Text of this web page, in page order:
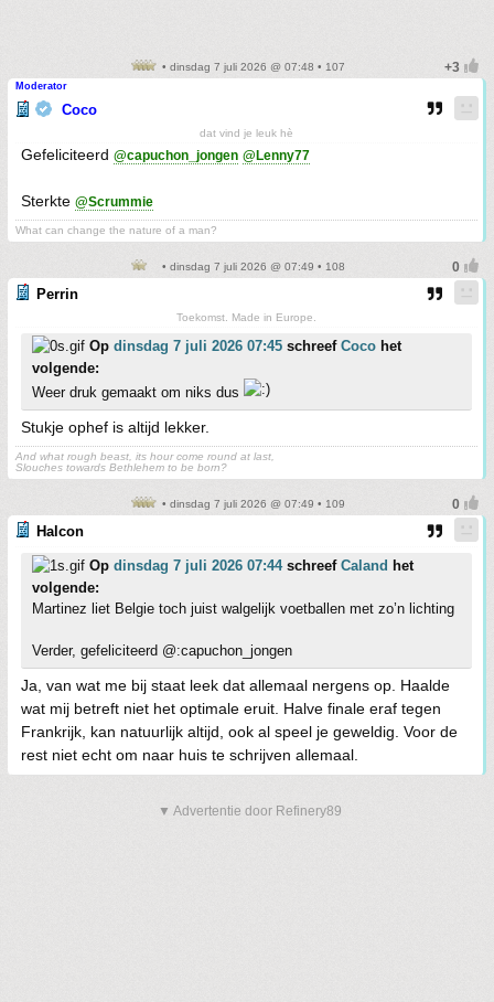
• dinsdag 7 juli 2026 @ 07:48 • 107
Moderator
Coco
dat vind je leuk hè
Gefeliciteerd @capuchon_jongen @Lenny77
Sterkte @Scrummie
What can change the nature of a man?
• dinsdag 7 juli 2026 @ 07:49 • 108
Perrin
Toekomst. Made in Europe.
Op dinsdag 7 juli 2026 07:45 schreef Coco het
volgende:
Weer druk gemaakt om niks dus
Stukje ophef is altijd lekker.
And what rough beast, its hour come round at last,
Slouches towards Bethlehem to be born?
• dinsdag 7 juli 2026 @ 07:49 • 109
Halcon
Op dinsdag 7 juli 2026 07:44schreef Caland het
volgende:
Martinez liet Belgie toch juist walgelijk voetballen met zo’n lichting
Verder, gefeliciteerd @:capuchon_jongen
Ja, van wat me bij staat leek dat allemaal nergens op. Haalde
wat mij betreft niet het optimale eruit. Halve finale eraf tegen
Frankrijk, kan natuurlijk altijd, ook al speel je geweldig. Voor de
rest niet echt om naar huis te schrijven allemaal.
▼ Advertentie door Refinery89